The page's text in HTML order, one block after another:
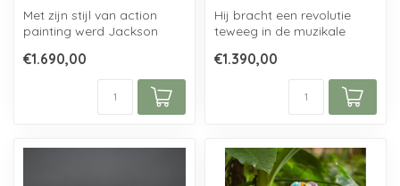
Met zijn stijl van action
painting werd Jackson
bekendste Ame...
€1.690,00
Hij bracht een revolutie
teweeg in de muzikale
boegbeeld voo...
€1.390,00